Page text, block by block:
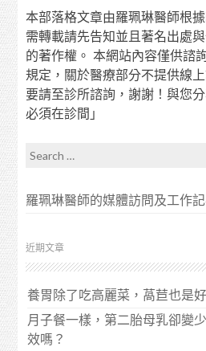
本部落格文章由羅珮琳醫師根
需轉載請先告知並且著名出處
的著作權。 本網站內容僅供諮
規定，關於醫療部分不提供線
要請至診所諮詢，謝謝！與您
必須在診間」
Search for:
羅珮琳醫師的媒體訪問及工作
近期文章
養胃除了吃高麗菜，萵苣也是
月子餐一樣，第二胎母乳卻變
效嗎？